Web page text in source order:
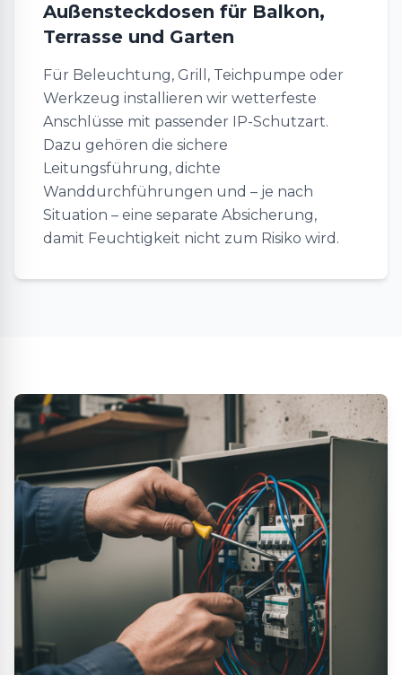
Außensteckdosen für Balkon,
Terrasse und Garten
Für Beleuchtung, Grill, Teichpumpe oder
Werkzeug installieren wir wetterfeste
Anschlüsse mit passender IP-Schutzart.
Dazu gehören die sichere
Leitungsführung, dichte
Wanddurchführungen und – je nach
Situation – eine separate Absicherung,
damit Feuchtigkeit nicht zum Risiko wird.